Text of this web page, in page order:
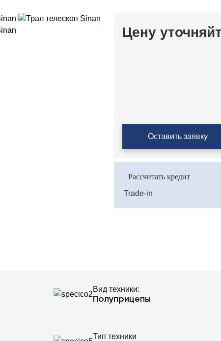
Цену
Оставить заявку
Рассчитать кредит
Trade-in
Вид техники:
Полуприцепы
Тип техники